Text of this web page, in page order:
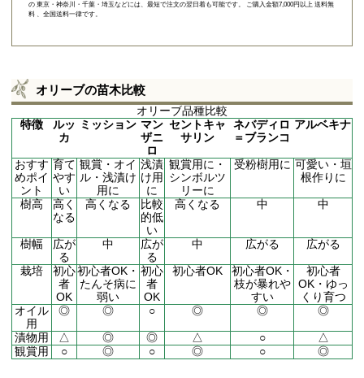
の 東京・神奈川・千葉・埼玉などには、最短で注文の翌日着も可能です。 ご購入金額7,000円以上 送料無
料 、全国送料一律です。
オリーブの苗木比較
オリーブ品種比較
特徴
ルッ
カ
ミッション マン
ザニ
ロ
セントキャ
サリン
ネバディロ
＝ブランコ
アルベキナ
おすす
めポイ
ント
育て
やす
い
観賞・オイ
ル・浅漬け
用に
浅漬
け用
に
観賞用に・
シンボルツ
リーに
受粉樹用に 可愛い・垣
根作りに
樹高
高く
なる
高くなる
比較
的低
い
高くなる 中 中
樹幅
広が
る
中
広が
る
中 広がる 広がる
栽培
初心
者
OK
初心者OK・
たんそ病に
弱い
初心
者
OK
初心者OK
初心者OK・
枝が暴れや
すい
初心者
OK・ゆっ
くり育つ
オイル
用
◎ ◎ ○ ◎ ◎ ◎
漬物用 △ ◎ ◎ △ ○
△
観賞用
○ ◎ ○ ◎ ○ ◎